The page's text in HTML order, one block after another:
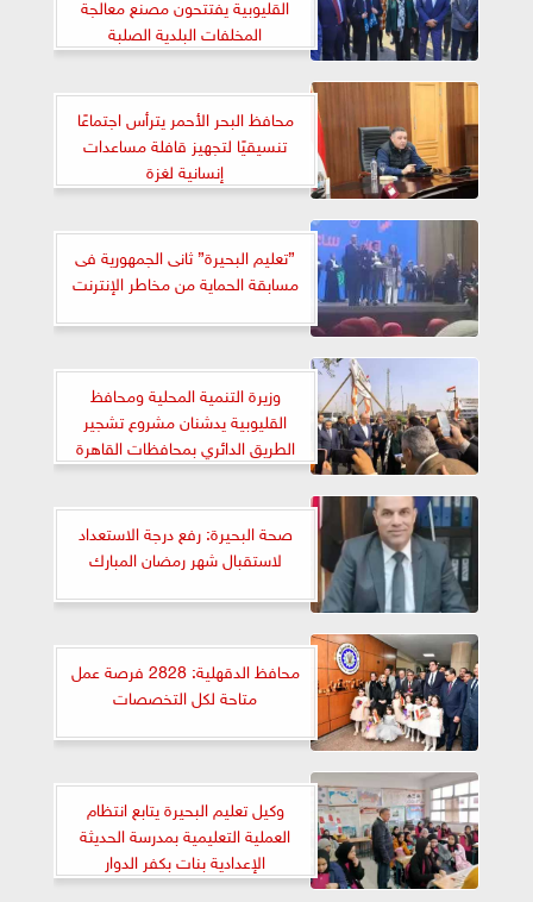
المخلفات البلدية الصلبة
محافظ البحر الأحمر يترأس اجتماعًا
تنسيقيًا لتجهيز قافلة مساعدات
إنسانية لغزة
”تعليم البحيرة” ثانى الجمهورية فى
مسابقة الحماية من مخاطر الإنترنت
وزيرة التنمية المحلية ومحافظ
القليوبية يدشنان مشروع تشجير
الطريق الدائري بمحافظات القاهرة
الكبرى
صحة البحيرة: رفع درجة الاستعداد
لاستقبال شهر رمضان المبارك
محافظ الدقهلية: 2828 فرصة عمل
متاحة لكل التخصصات
وكيل تعليم البحيرة يتابع انتظام
العملية التعليمية بمدرسة الحديثة
الإعدادية بنات بكفر الدوار